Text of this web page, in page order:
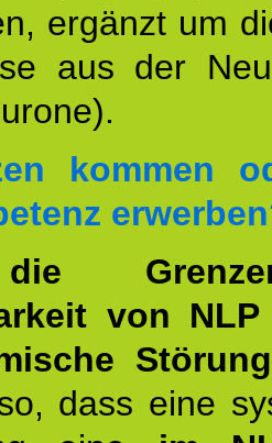
ergänzt um
aus der
kommen
die
von NLP
dass eine